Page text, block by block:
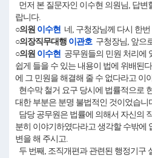
먼저 본 질문자인 이수현 의원님, 답변
랍니다.
○의원 이수현 네, 구청장님께 다시 한
○의장직무대행 이관호구청장님, 앞으
○의원 이수현 공무원들의 민원 처리에
쉽게 들을 수 있는 내용이 법에 위배된
에 그 민원을 해결해 줄 수 없다라고 이
현수막 철거 요구 당시에 법률적으로
대한 부분은 분명 불법적인 것이었습니
담당 공무원은 법률에 의해서 자신의
분히 이야기하였다라고 생각할 수밖에
변을 해 주시고.
두 번째, 조직개편과 관련된 행정기구